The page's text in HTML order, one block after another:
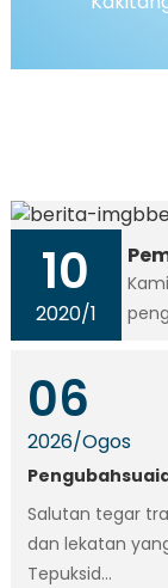
10
2020/1
06
2026/Ogos
Salutan tegar
dan lekatan
Tepuksid...